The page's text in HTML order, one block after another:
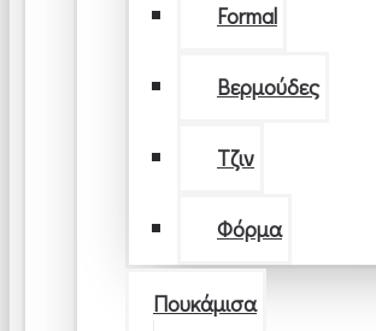
Formal
Βερμούδες
Τζιν
Φόρμα
Πουκάμισα